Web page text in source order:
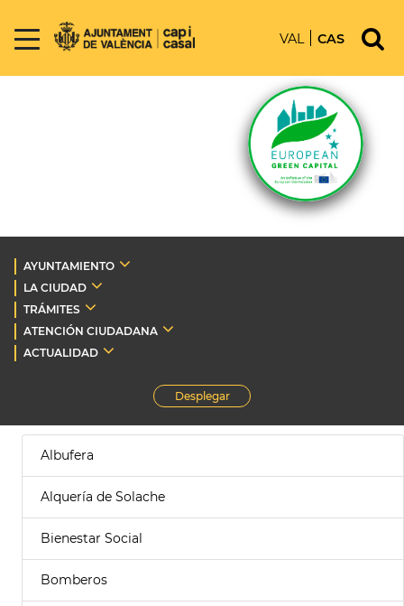
VAL CAS
AYUNTAMIENTO
LA CIUDAD
TRÁMITES
ATENCIÓN CIUDADANA
ACTUALIDAD
Desplegar
Albufera
Alquería de Solache
Bienestar Social
Bomberos